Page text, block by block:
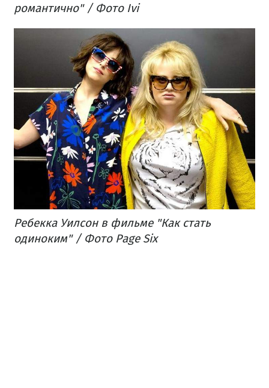
романтично"​ / Фото Ivi
Ребекка Уилсон в фильме "Как стать
одиноким"​ / Фото Page Six